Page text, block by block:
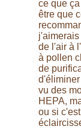
ce que
être que
de l'air à
à pollen
de
vu des
HEPA,
ou si